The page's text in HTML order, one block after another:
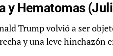
y Hematomas
Trump volvió a ser
y una leve hinchazón